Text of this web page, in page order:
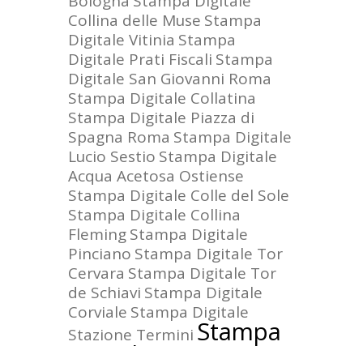
Collina delle Muse Stampa
Digitale Vitinia Stampa
Digitale Prati Fiscali Stampa
Digitale San Giovanni Roma
Stampa Digitale Collatina
Stampa Digitale Piazza di
Spagna Roma Stampa Digitale
Lucio Sestio Stampa Digitale
Acqua Acetosa Ostiense
Stampa Digitale Colle del Sole
Stampa Digitale Collina
FlemingStampa Digitale
Pinciano Stampa Digitale Tor
Cervara Stampa Digitale Tor
de Schiavi Stampa Digitale
Corviale Stampa Digitale
Stazione Termini Stampa